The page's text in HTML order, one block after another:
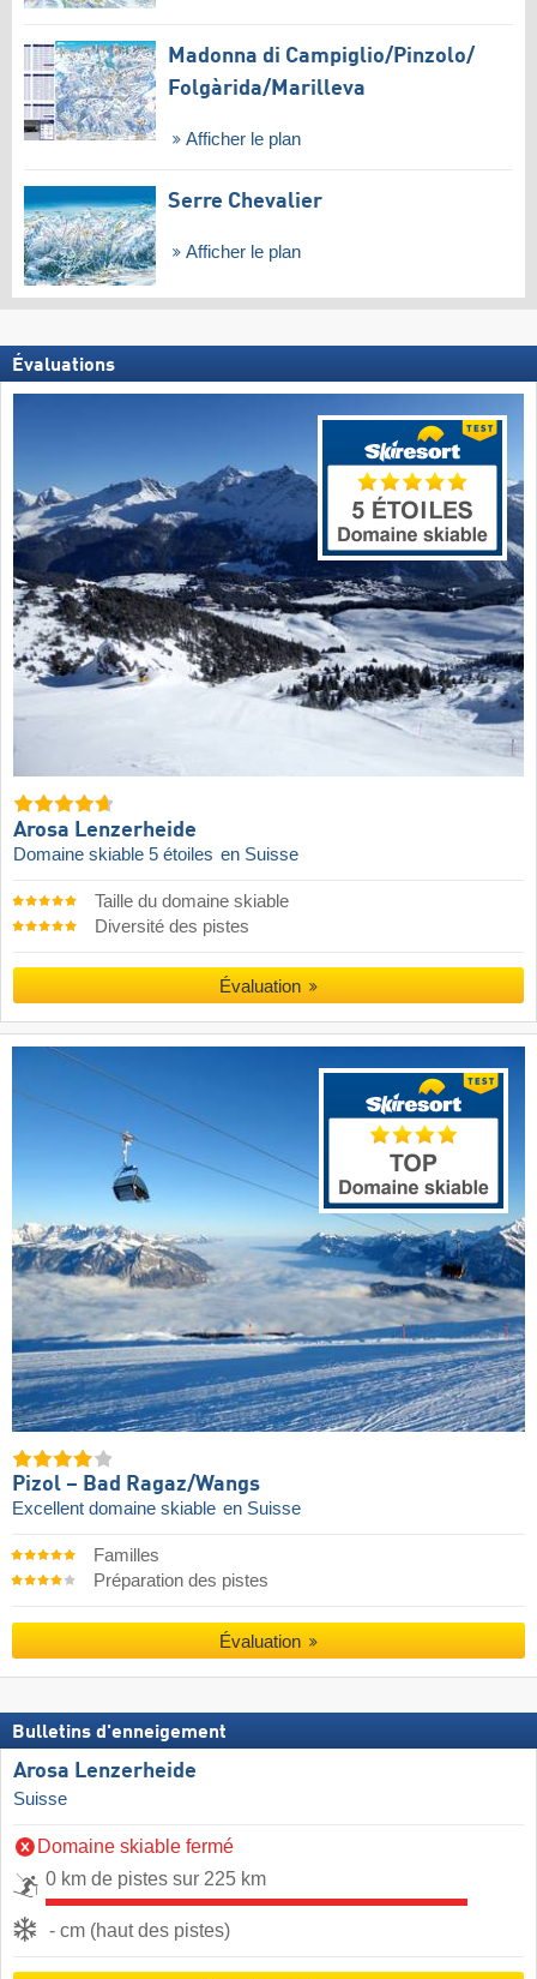
Madonna di Campiglio/​Pinzolo/​
Folgàrida/​Marilleva
Afficher le plan
Serre Chevalier
Afficher le plan
Évaluations
Arosa Lenzerheide
Domaine skiable 5 étoiles en Suisse
Taille du domaine skiable
Diversité des pistes
Évaluation
Pizol – Bad Ragaz/​Wangs
Excellent domaine skiable en Suisse
Familles
Préparation des pistes
Évaluation
Bulletins d'enneigement
Arosa Lenzerheide
Suisse
Domaine skiable fermé
0 km de pistes sur 225 km
- cm (haut des pistes)